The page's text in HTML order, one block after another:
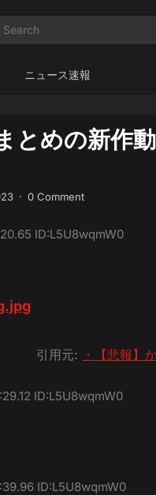
ニュース速報
とめの新作
· 0 Comment
ID:L5U8wqmW0
引用元: ・【悲報】
ID:L5U8wqmW0
ID:L5U8wqmW0